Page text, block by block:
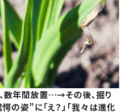
数年間放置…→その後、掘り
の姿”に「え？」「我々は進化